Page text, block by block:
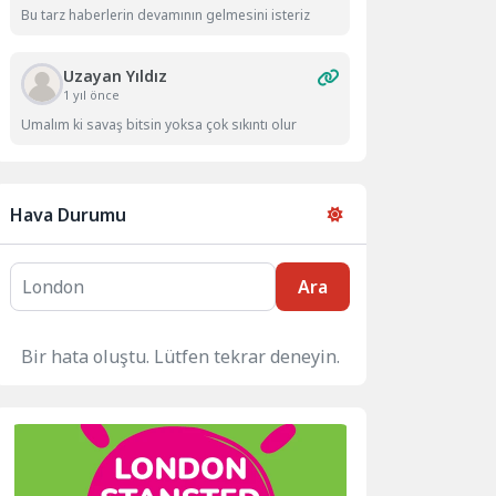
Bu tarz haberlerin devamının gelmesini isteriz
Uzayan Yıldız
1 yıl önce
Umalım ki savaş bitsin yoksa çok sıkıntı olur
Hava Durumu
Ara
Bir hata oluştu. Lütfen tekrar deneyin.